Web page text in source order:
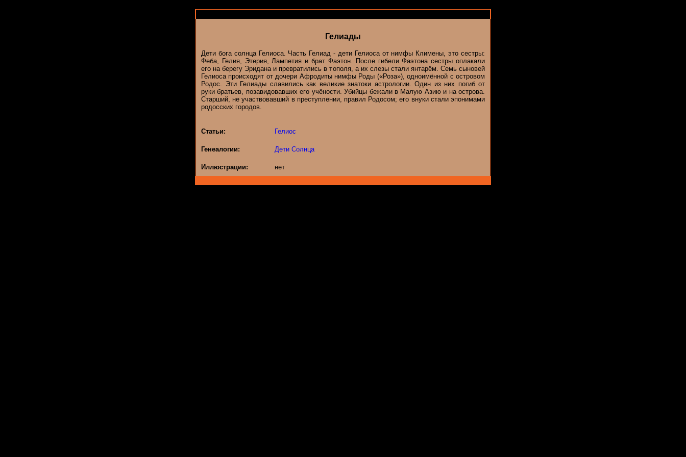
Гелиады
Дети бога солнца Гелиоса. Часть Гелиад - дети Гелиоса от нимфы Климены, это сестры:
Феба, Гелия, Этерия, Лампетия и брат Фаэтон. После гибели Фаэтона сестры оплакали
его на берегу Эридана и превратились в тополя, а их слезы стали янтарём. Семь сыновей
Гелиоса происходят от дочери Афродиты нимфы Роды («Роза»), одноимённой с островом
Родос. Эти Гелиады славились как великие знатоки астрологии. Один из них погиб от
руки братьев, позавидовавших его учёности. Убийцы бежали в Малую Азию и на острова.
Старший, не участвовавший в преступлении, правил Родосом; его внуки стали эпонимами
родосских городов.
Статьи: Гелиос
Генеалогии: Дети Солнца
Иллюстрации: нет